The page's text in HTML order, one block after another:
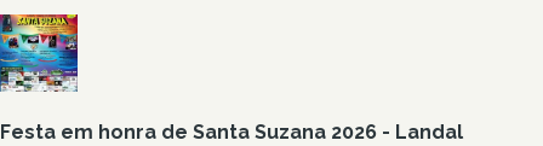
Festa em honra de Santa Suzana 2026 - Landal